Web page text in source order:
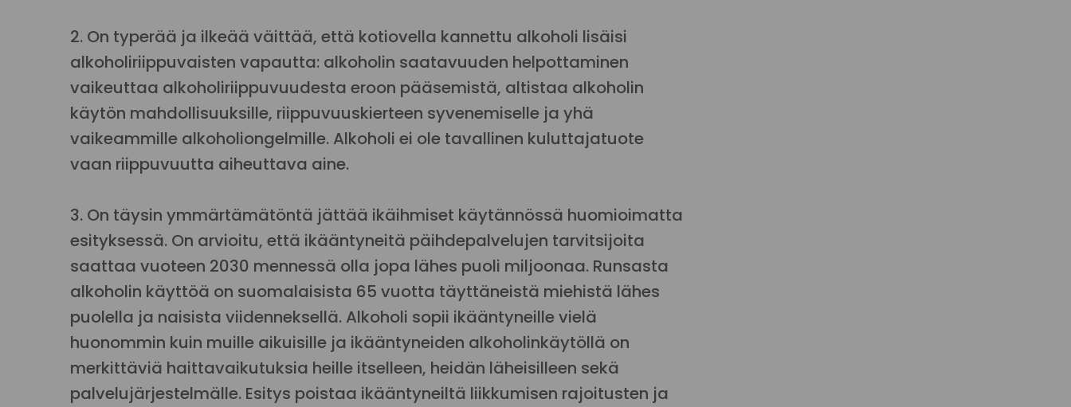
2. On typerää ja ilkeää väittää, että kotiovella kannettu alkoholi lisäisi
alkoholiriippuvaisten vapautta: alkoholin saatavuuden helpottaminen
vaikeuttaa alkoholiriippuvuudesta eroon pääsemistä, altistaa alkoholin
käytön mahdollisuuksille, riippuvuuskierteen syvenemiselle ja yhä
vaikeammille alkoholiongelmille. Alkoholi ei ole tavallinen kuluttajatuote
vaan riippuvuutta aiheuttava aine.
3. On täysin ymmärtämätöntä jättää ikäihmiset käytännössä huomioimatta
esityksessä. On arvioitu, että ikääntyneitä päihdepalvelujen tarvitsijoita
saattaa vuoteen 2030 mennessä olla jopa lähes puoli miljoonaa. Runsasta
alkoholin käyttöä on suomalaisista 65 vuotta täyttäneistä miehistä lähes
puolella ja naisista viidenneksellä. Alkoholi sopii ikääntyneille vielä
huonommin kuin muille aikuisille ja ikääntyneiden alkoholinkäytöllä on
merkittäviä haittavaikutuksia heille itselleen, heidän läheisilleen sekä
palvelujärjestelmälle. Esitys poistaa ikääntyneiltä liikkumisen rajoitusten ja